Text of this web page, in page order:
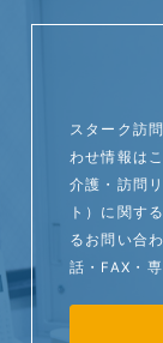
スターク訪
わせ情報は
介護・訪問
ト）に関す
るお問い合
話・FAX・